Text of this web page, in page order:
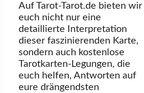
Auf Tarot-Tarot.de bieten wir
euch nicht nur eine
detaillierte Interpretation
dieser faszinierenden Karte,
sondern auch kostenlose
Tarotkarten-Legungen, die
euch helfen, Antworten auf
eure drängendsten